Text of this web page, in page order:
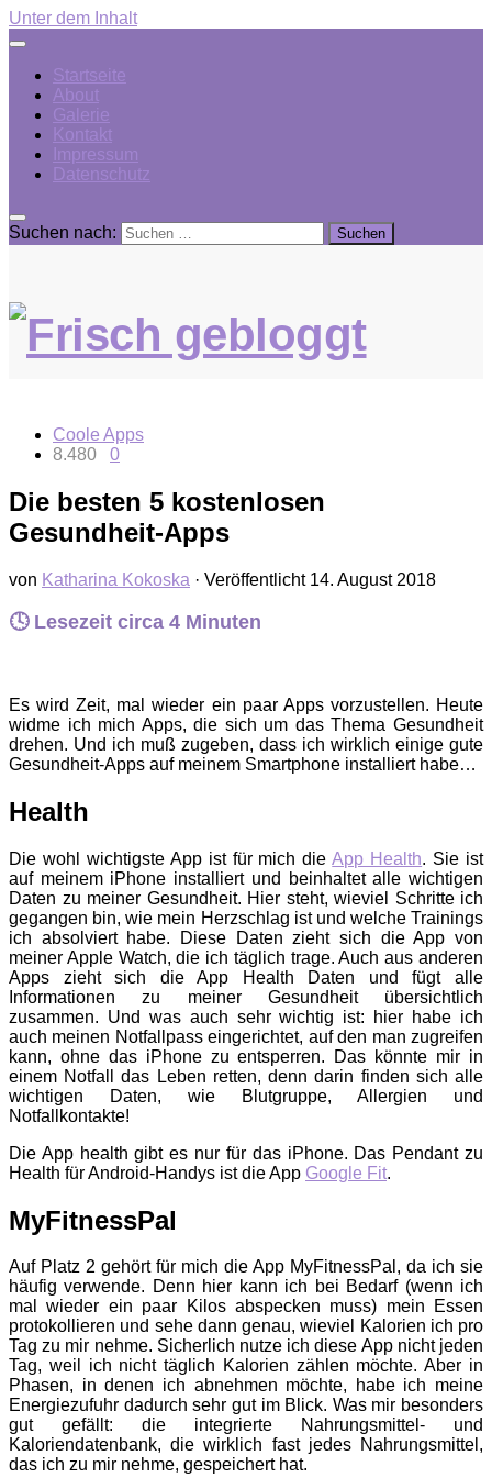
Unter dem Inhalt
Startseite
About
Galerie
Kontakt
Impressum
Datenschutz
Suchen nach:
Coole Apps
8.480 0
Die besten 5 kostenlosen
Gesundheit-Apps
von Katharina Kokoska · Veröffentlicht 14. August 2018
🕓 Lesezeit circa 4 Minuten
Es wird Zeit, mal wieder ein paar Apps vorzustellen. Heute
widme ich mich Apps, die sich um das Thema Gesundheit
drehen. Und ich muß zugeben, dass ich wirklich einige gute
Gesundheit-Apps auf meinem Smartphone installiert habe…
Health
Die wohl wichtigste App ist für mich dieApp Health. Sie ist
auf meinem iPhone installiert und beinhaltet alle wichtigen
Daten zu meiner Gesundheit. Hier steht, wieviel Schritte ich
gegangen bin, wie mein Herzschlag ist und welche Trainings
ich absolviert habe. Diese Daten zieht sich die App von
meiner Apple Watch, die ich täglich trage. Auch aus anderen
Apps zieht sich die App Health Daten und fügt alle
Informationen zu meiner Gesundheit übersichtlich
zusammen. Und was auch sehr wichtig ist: hier habe ich
auch meinen Notfallpass eingerichtet, auf den man zugreifen
kann, ohne das iPhone zu entsperren. Das könnte mir in
einem Notfall das Leben retten, denn darin finden sich alle
wichtigen Daten, wie Blutgruppe, Allergien und
Notfallkontakte!
Die App health gibt es nur für das iPhone. Das Pendant zu
Health für Android-Handys ist die App Google Fit.
MyFitnessPal
Auf Platz 2 gehört für mich die App MyFitnessPal, da ich sie
häufig verwende. Denn hier kann ich bei Bedarf (wenn ich
mal wieder ein paar Kilos abspecken muss) mein Essen
protokollieren und sehe dann genau, wieviel Kalorien ich pro
Tag zu mir nehme. Sicherlich nutze ich diese App nicht jeden
Tag, weil ich nicht täglich Kalorien zählen möchte. Aber in
Phasen, in denen ich abnehmen möchte, habe ich meine
Energiezufuhr dadurch sehr gut im Blick. Was mir besonders
gut gefällt: die integrierte Nahrungsmittel- und
Kaloriendatenbank, die wirklich fast jedes Nahrungsmittel,
das ich zu mir nehme, gespeichert hat.